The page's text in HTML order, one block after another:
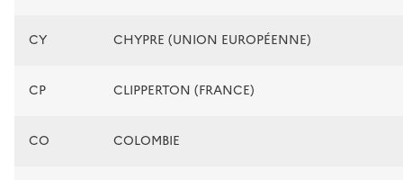
CY CHYPRE (UNION EUROPÉENNE)
CP CLIPPERTON (FRANCE)
CO COLOMBIE